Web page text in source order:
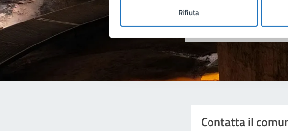
Rifiuta
Valuta
Valuta 4
Valuta 3 stelle
Valuta 2 stelle su 5
Valuta 1 stelle su 5
Contatta il